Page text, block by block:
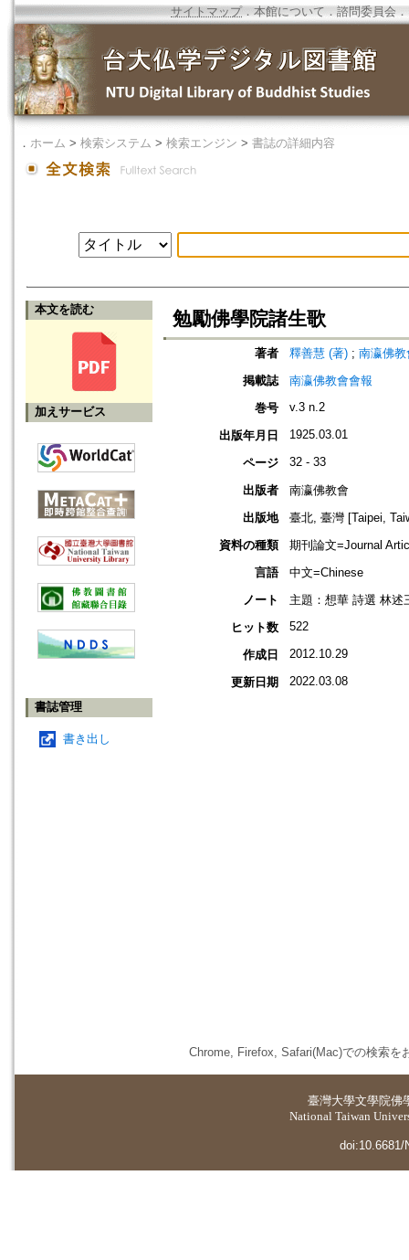
サイトマップ．本館について ． 諮問委員会 ．
． ホーム > 検索システム > 検索エンジン > 書誌の詳細内容
本文を読む
加えサービス
書誌管理
書き出し
勉勵佛學院諸生歌
著者 釋善慧 (著) ; 南瀛佛
掲載誌
南瀛佛教會會報
巻号
v.3 n.2
出版年月日 1925.03.01
ページ 32 - 33
出版者
南瀛佛教會
出版地
臺北, 臺灣 [Taipei,
資料の種類
期刊論文=Journal
言語
中文=Chinese
ノート
主題：想華 詩選 林述
ヒット数
522
作成日 2012.10.29
更新日期 2022.03.08
Chrome, Firefox, Safari(Mac)での検索を
臺灣大學文學院佛
National Taiwan
doi:10.6681/